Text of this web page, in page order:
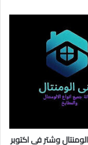
وشتر في اكتوبر